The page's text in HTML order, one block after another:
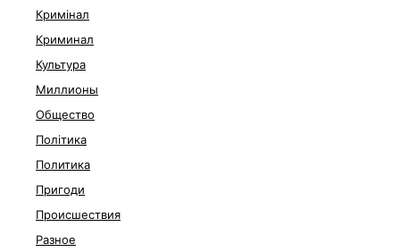
Кримінал
Криминал
Культура
Миллионы
Общество
Політика
Политика
Пригоди
Происшествия
Разное